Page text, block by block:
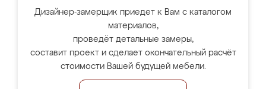
Дизайнер-замерщик приедет к Вам с каталогом
материалов,
проведёт детальные замеры,
составит проект и сделает окончательный расчёт
стоимости Вашей будущей мебели.